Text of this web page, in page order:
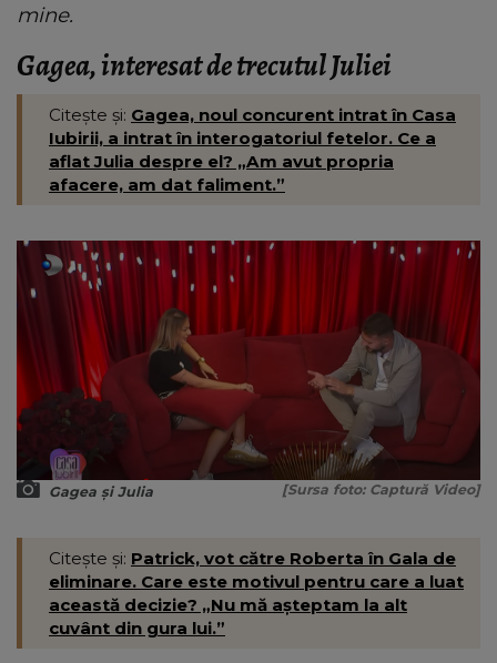
mine.
Gagea, interesat de trecutul Juliei
Citește și: Gagea, noul concurent intrat în Casa
Iubirii, a intrat în interogatoriul fetelor. Ce a
aflat Julia despre el? „Am avut propria
afacere, am dat faliment.”
Gagea și Julia [Sursa foto: Captură Video]
Citește și: Patrick, vot către Roberta în Gala de
eliminare. Care este motivul pentru care a luat
această decizie? „Nu mă așteptam la alt
cuvânt din gura lui.”